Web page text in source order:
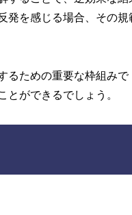
発を感じる場合、その規
るための重要な枠組みで
ができるでしょう。